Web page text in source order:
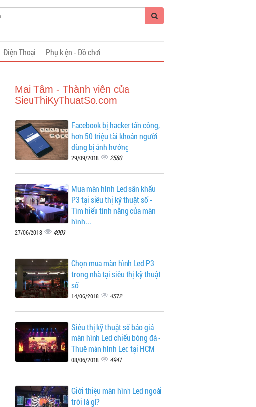
Điện Thoại
Phụ kiện - Đồ chơi
Mai Tâm - Thành viên của
SieuThiKyThuatSo.com
Facebook bị hacker tấn công,
hơn 50 triệu tài khoản người
dùng bị ảnh hưởng
29/09/2018 2580
Mua màn hình Led sân khấu
P3 tại siêu thị kỹ thuật số -
Tìm hiểu tính năng của màn
hình...
27/06/2018 4903
Chọn mua màn hình Led P3
trong nhà tại siêu thị kỹ thuật
số
14/06/2018 4512
Siêu thị kỹ thuật số báo giá
màn hình Led chiếu bóng đá -
Thuê màn hình Led tại HCM
08/06/2018 4941
Giới thiệu màn hình Led ngoài
trời là gì?